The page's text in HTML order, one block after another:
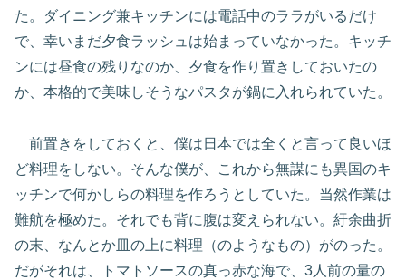
た。ダイニング兼キッチンには電話中のララがいるだけ
で、幸いまだ夕食ラッシュは始まっていなかった。キッチ
ンには昼食の残りなのか、夕食を作り置きしておいたの
か、本格的で美味しそうなパスタが鍋に入れられていた。
前置きをしておくと、僕は日本では全くと言って良いほ
ど料理をしない。そんな僕が、これから無謀にも異国のキ
ッチンで何かしらの料理を作ろうとしていた。当然作業は
難航を極めた。それでも背に腹は変えられない。紆余曲折
の末、なんとか皿の上に料理（のようなもの）がのった。
だがそれは、トマトソースの真っ赤な海で、3人前の量の